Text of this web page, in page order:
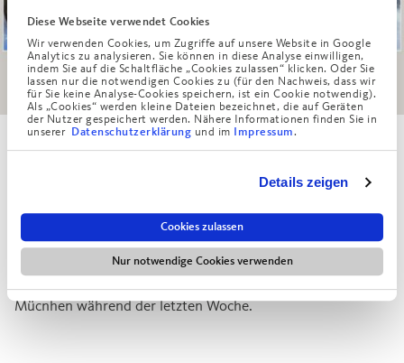
Diese Webseite verwendet Cookies
Wir verwenden Cookies, um Zugriffe auf unsere Website in Google
Analytics zu analysieren. Sie können in diese Analyse einwilligen,
indem Sie auf die Schaltfläche „Cookies zulassen“ klicken. Oder Sie
lassen nur die notwendigen Cookies zu (für den Nachweis, dass wir
für Sie keine Analyse-Cookies speichern, ist ein Cookie notwendig).
Als „Cookies“ werden kleine Dateien bezeichnet, die auf Geräten
der Nutzer gespeichert werden. Nähere Informationen finden Sie in
unserer Datenschutzerklärung und im Impressum.
Details zeigen
Cookies zulassen
Nur notwendige Cookies verwenden
Wolfgang Albrecht, Augustinum München-Nord
Das Bild hinter Türchen Nr. 11 wurde von Wolfgang
Albrecht aus unserem Augustinum München-Nord gemalt.
Herr Albrecht ist leidenschaftlicher Radfahrer und malt seit
20 Jahren gerne Aquarelle. Da liegt das gezeigte Motiv
natürlich auf der Hand - besonders nach dem Schneefall in
Mücnhen während der letzten Woche.